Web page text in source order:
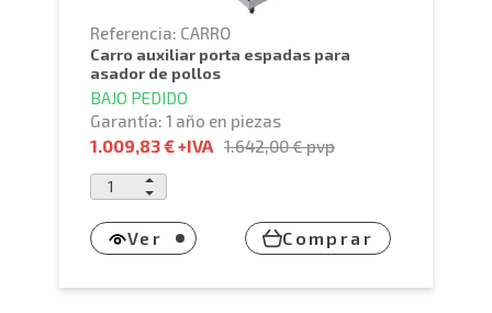
Referencia: CARRO
carro auxiliar porta espadas para
asador de pollos
BAJO PEDIDO
Garantía: 1 año en piezas
1.009,83 €+IVA 1.642,00 €pvp
Ver Comprar